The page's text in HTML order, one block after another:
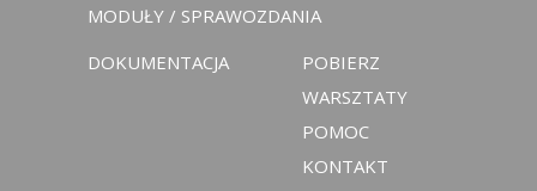
MODUŁY / SPRAWOZDANIA
DOKUMENTACJA
POBIERZ
WARSZTATY
POMOC
KONTAKT